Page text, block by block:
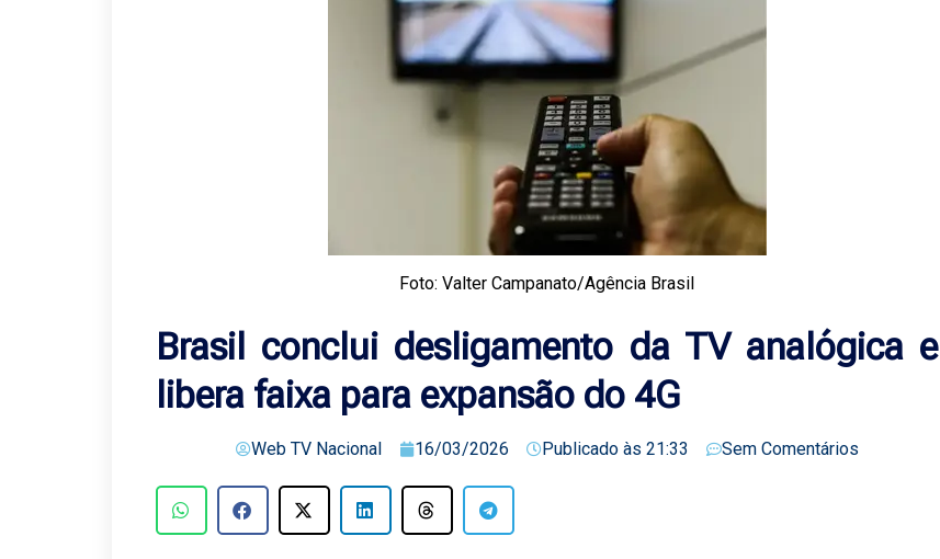
Foto: Valter Campanato/Agência Brasil
Brasil conclui desligamento da TV analógica e
libera faixa para expansão do 4G
Web TV Nacional 16/03/2026 Publicado às 21:33 Sem Comentários